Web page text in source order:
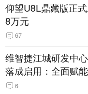
仰望U8L鼎藏版正
8万元
67
维智捷江城研发中
落成启用：全面赋
6